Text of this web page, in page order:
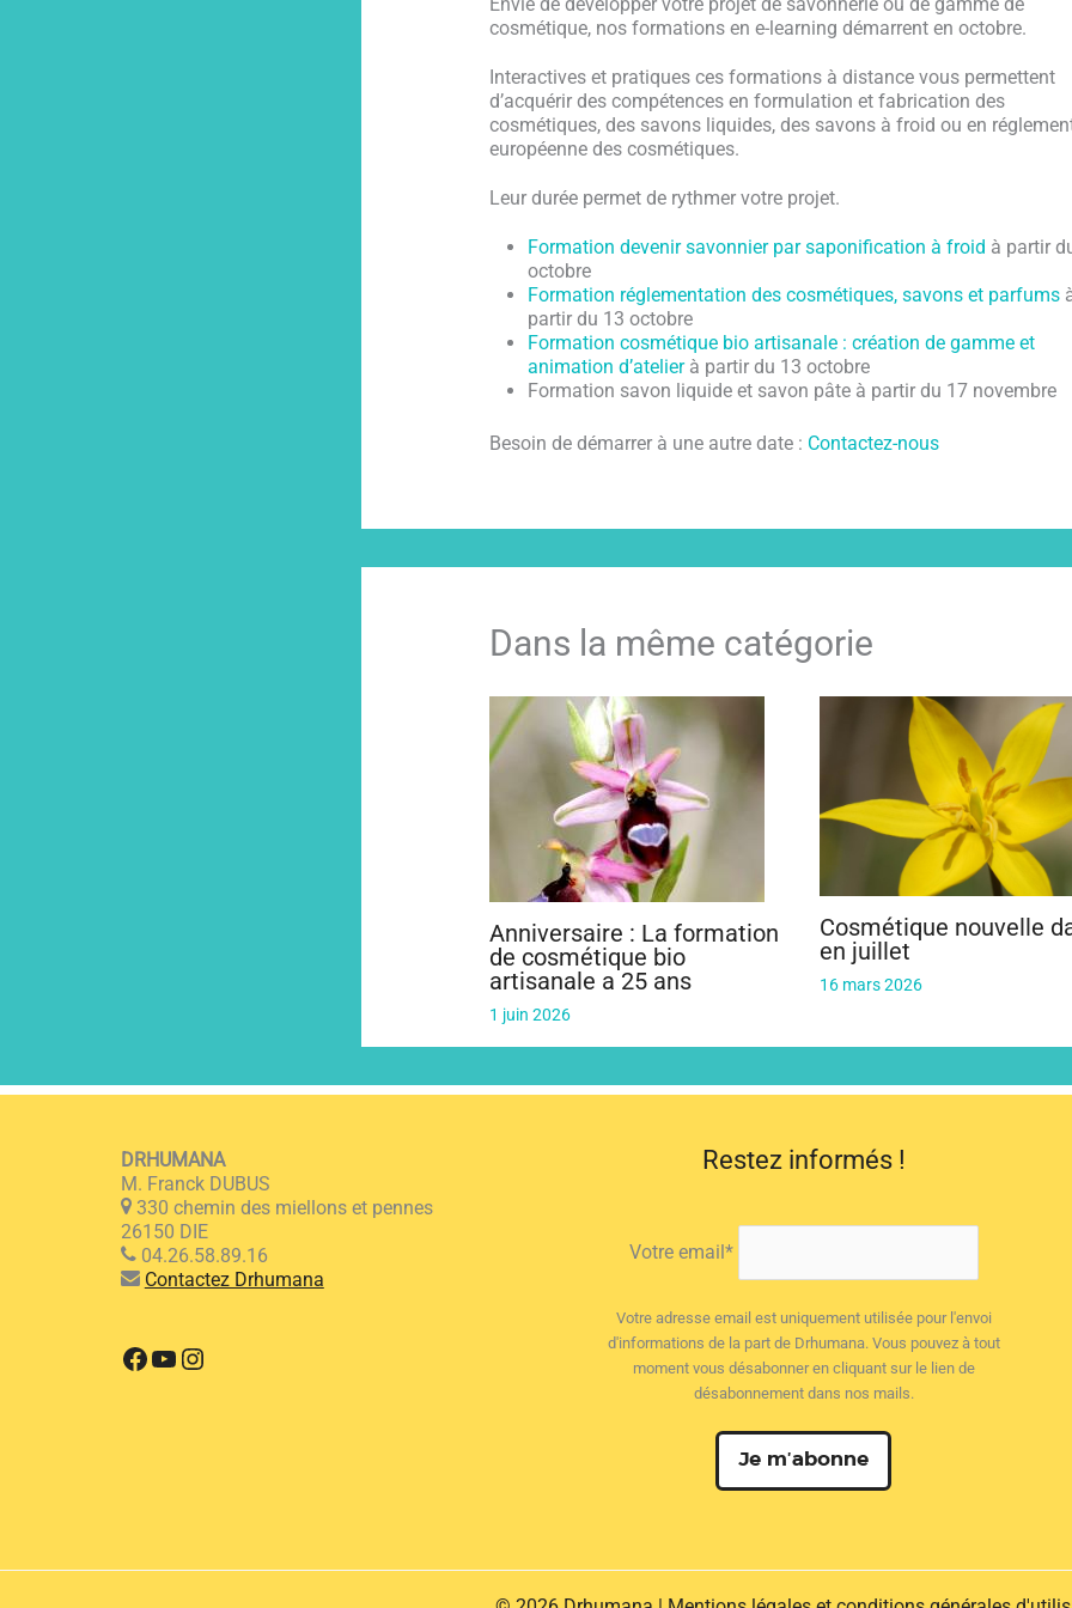
Envie de développer votre projet de savonnerie ou de gamme de
cosmétique, nos formations en e-learning démarrent en octobre.
Interactives et pratiques ces formations à distance vous permettent
d’acquérir des compétences en formulation et fabrication des
cosmétiques, des savons liquides, des savons à froid ou en
européenne des cosmétiques.
Leur durée permet de rythmer votre projet.
Formation devenir savonnier par saponification à froid à partir
octobre
Formation réglementation des cosmétiques, savons et parfums
partir du 13 octobre
Formation cosmétique bio artisanale : création de gamme et
animation d’atelierà partir du 13 octobre
Formation savon liquide et savon pâte à partir du 17 novembre
Besoin de démarrer à une autre date : Contactez-nous
Dans la même catégorie
Anniversaire : La formation
de cosmétique bio
artisanale a 25 ans
1 juin 2026
Cosmétique nouvelle
en juillet
16 mars 2026
DRHUMANA
M. Franck DUBUS
330 chemin des miellons et pennes
26150 DIE
04.26.58.89.16
Contactez Drhumana
Facebook
YouTube
Instagram
Restez informés !
Votre email*
Votre adresse email est uniquement utilisée pour l'envoi
d'informations de la part de Drhumana. Vous pouvez à tout
moment vous désabonner en cliquant sur le lien de
désabonnement dans nos mails.